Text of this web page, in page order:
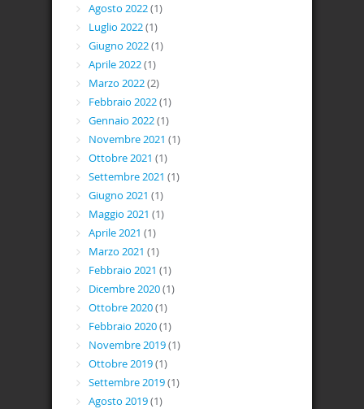
Agosto 2022(1)
Luglio 2022(1)
Giugno 2022(1)
Aprile 2022(1)
Marzo 2022(2)
Febbraio 2022(1)
Gennaio 2022(1)
Novembre 2021 (1)
Ottobre 2021 (1)
Settembre 2021 (1)
Giugno 2021 (1)
Maggio 2021 (1)
Aprile 2021 (1)
Marzo 2021 (1)
Febbraio 2021 (1)
Dicembre 2020(1)
Ottobre 2020(1)
Febbraio 2020(1)
Novembre 2019(1)
Ottobre 2019(1)
Settembre 2019(1)
Agosto 2019(1)